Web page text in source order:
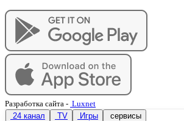
Разработка сайта - Luxnet
24 канал
TV Игры сервисы